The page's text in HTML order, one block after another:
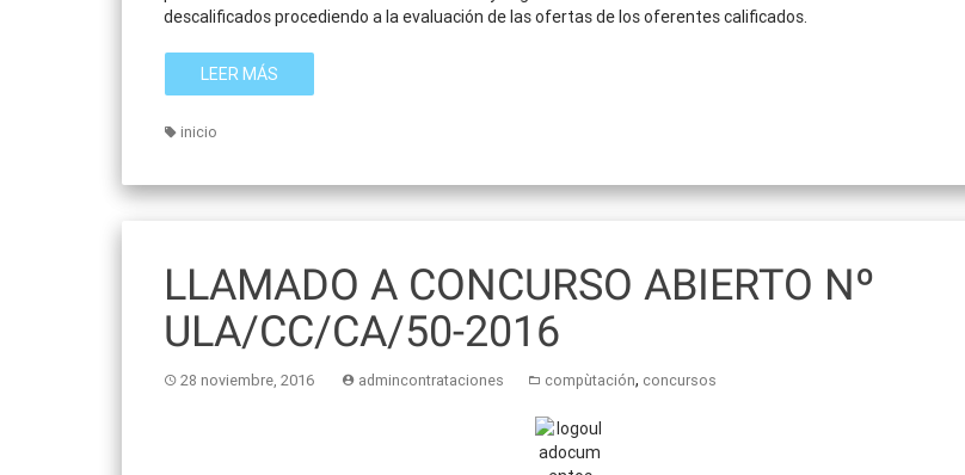
descalificados procediendo a la evaluación de las ofertas de los oferentes calificados.
LEER MÁS
inicio
LLAMADO A CONCURSO ABIERTO Nº
ULA/CC/CA/50-2016
28 noviembre, 2016 admincontrataciones compùtación, concursos